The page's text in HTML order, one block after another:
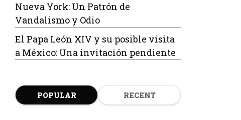
Nueva York: Un Patrón de
Vandalismo y Odio
El Papa León XIV y su posible visita
a México: Una invitación pendiente
POPULAR RECENT